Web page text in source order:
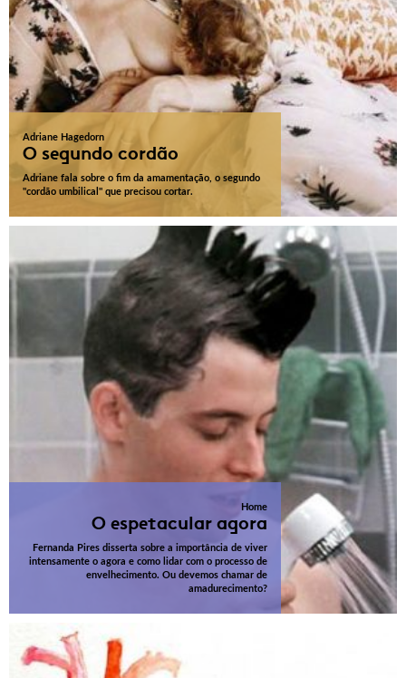
Adriane Hagedorn
O segundo cordão
Adriane fala sobre o fim da amamentação, o segundo
"cordão umbilical" que precisou cortar.
Home
O espetacular agora
Fernanda Pires disserta sobre a importância de viver
intensamente o agora e como lidar com o processo de
envelhecimento. Ou devemos chamar de
amadurecimento?